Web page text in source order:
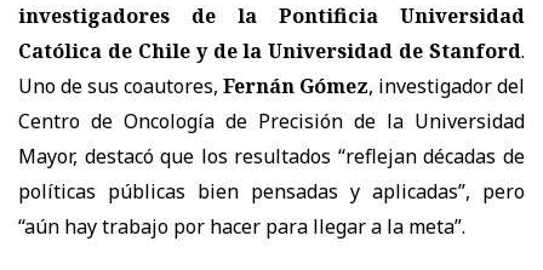
investigadores de la Pontificia Universidad
Católica de Chile y de la Universidad de Stanford.
Uno de sus coautores, Fernán Gómez, investigador del
Centro de Oncología de Precisión de la Universidad
Mayor, destacó que los resultados “reflejan décadas de
políticas públicas bien pensadas y aplicadas”, pero
“aún hay trabajo por hacer para llegar a la meta”.